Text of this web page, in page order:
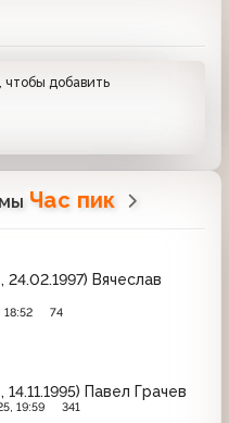
, чтобы добавить
Час пик
Вячеслав
74
Павел Грачев
19:59 341